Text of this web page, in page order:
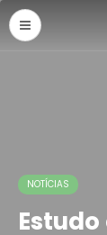
NOTÍCIAS